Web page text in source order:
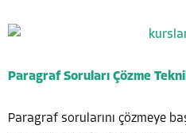
Paragraf Soruları Çözme
Paragraf sorularını çözmeye